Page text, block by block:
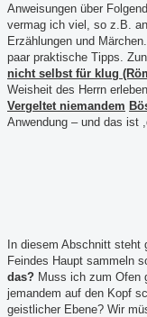
Anweisungen über
vermag ich viel, so z.B.
Erzählungen und
paar praktische Tipps.
nicht selbst für klug
Weisheit des Herrn
Vergeltet niemandem
Anwendung – und das ist
In diesem Abschnitt
Feindes Haupt sammeln
das? Muss ich zum Ofen
jemandem auf den Kopf
geistlicher Ebene? Wir